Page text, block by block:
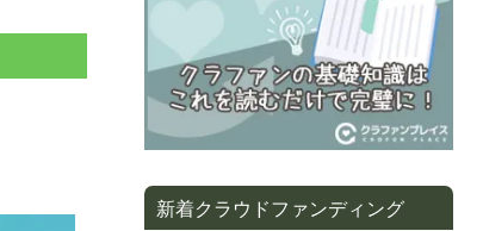
新着クラウドファンディング